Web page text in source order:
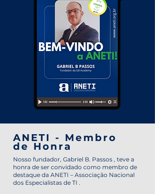
ANETI - Membro
de Honra
Nosso fundador, Gabriel B. Passos , teve a
honra de ser convidado como membro de
destaque da ANETI – Associação Nacional
dos Especialistas de TI .